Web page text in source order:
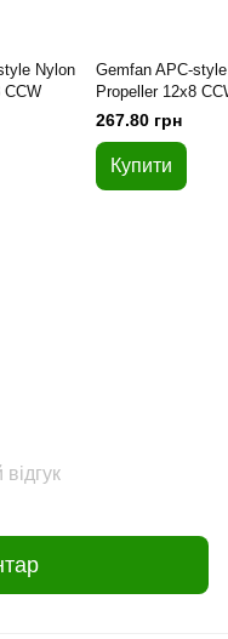
Nylon
CCW
Gemfan APC-
Propeller 12x8
267.80 грн
Купити